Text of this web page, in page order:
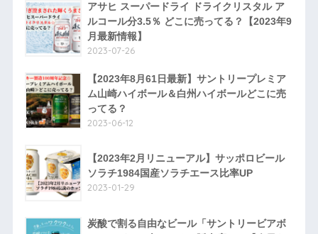
アサヒ スーパードライ ドライクリスタル ア
ルコール分3.5％ どこに売ってる？【2023年9
月最新情報】
2023-07-26
【2023年8月61日最新】サントリープレミア
ム山崎ハイボール＆白州ハイボールどこに売
ってる？
2023-06-12
【2023年2月リニューアル】サッポロビール
ソラチ1984国産ソラチエース比率UP
2023-01-29
炭酸で割る自由なビール「サントリービアボ